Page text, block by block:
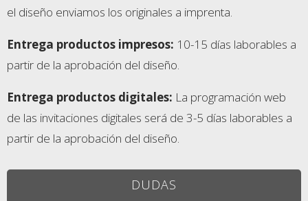
el diseño enviamos los originales a imprenta.
Entrega productos impresos: 10-15 días laborables a
partir de la aprobación del diseño.
Entrega productos digitales: La programación web
de las invitaciones digitales será de 3-5 días laborables a
partir de la aprobación del diseño.
DUDAS